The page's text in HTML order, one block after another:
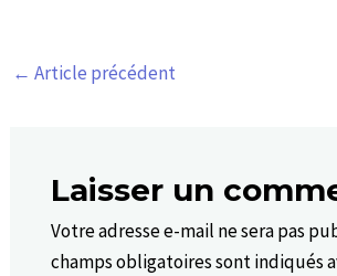
← Article précédent
Laisser un
Votre adresse e-mail ne sera pas
champs obligatoires sont indiqués